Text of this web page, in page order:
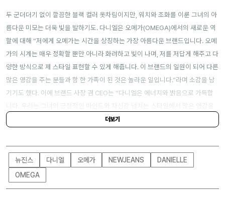
두 군더더기 없이 깔끔한 블랙 컬러 옷차림이지만, 워치와 조화를 이룬 그녀의 아
름다운 미모는 더욱 빛을 발하기도. 다니엘은 오메가(OMEGA)에서의 새로운 역
할에 대해 “저에게 오메가는 시간을 상징하는 가장 아름다운 브랜드입니다. 오메
가의 시계는 매우 정확할 뿐만 아니라 화려하고 빛이 나며, 저를 저답게 해주고 다
양한 방식으로 제 스타일 표현할 수 있게 해줍니다. 이 브랜드의 일원이 되어 다른
많은 영감을 주는 분들과 함 한 가족이 된 것은 놀라운 일입니다.”라며 소감을 남
기기도 했다. 이에 브랜드 사장 겸 CEO는 “다니엘은 에너지와 밝음으로 가득합
니다. 우리는 그녀의 긍정적인 마인드와 자신감 넘치는 스타일에서 많은 영감을
받았습니다. 다니엘이 오메가의 새로운 앰버서더가 되어 매우 기쁘고 앞으로의
운 시너지를 기대해 보며, 잠시 다니엘의 모습에 집중해 보자.
더보기
뉴진스 다니엘 오메가 NEWJEANS
DANIELLE
OMEGA